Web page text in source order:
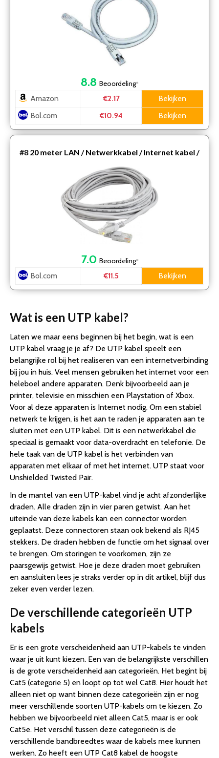
8.8 Beoordeling*
Amazon €2.17
Bekijken
Bol.com
€10.94 Bekijken
#8 20 meter LAN / Netwerkkabel / Internet kabel /
UTP Kabel / CAT5
7.0 Beoordeling*
Bol.com €11.5 Bekijken
Wat is een UTP kabel?
Laten we maar eens beginnen bij het begin, wat is een
UTP kabel vraag je je af? De UTP kabel speelt een
belangrijke rol bij het realiseren van een internetverbinding
bij jou in huis. Veel mensen gebruiken het internet voor een
heleboel andere apparaten. Denk bijvoorbeeld aan je
printer, televisie en misschien een Playstation of Xbox.
Voor al deze apparaten is Internet nodig. Om een stabiel
netwerk te krijgen, is het aan te raden je apparaten aan te
sluiten met een UTP kabel. Dit is een netwerkkabel die
speciaal is gemaakt voor data-overdracht en telefonie. De
hele taak van de UTP kabel is het verbinden van
apparaten met elkaar of met het internet. UTP staat voor
Unshielded Twisted Pair.
In de mantel van een UTP-kabel vind je acht afzonderlijke
draden. Alle draden zijn in vier paren getwist. Aan het
uiteinde van deze kabels kan een connector worden
geplaatst. Deze connectoren staan ook bekend als RJ45
stekkers. De draden hebben de functie om het signaal over
te brengen. Om storingen te voorkomen, zijn ze
paarsgewijs getwist. Hoe je deze draden moet gebruiken
en aansluiten lees je straks verder op in dit artikel, blijf dus
zeker even verder lezen.
De verschillende categorieën UTP
kabels
Er is een grote verscheidenheid aan UTP-kabels te vinden
waar je uit kunt kiezen. Een van de belangrijkste verschillen
is de grote verscheidenheid aan categorieën. Het begint bij
Cat5 (categorie 5) en loopt op tot wel Cat8. Hier houdt het
alleen niet op want binnen deze categorieën zijn er nog
meer verschillende soorten UTP-kabels om te kiezen. Zo
hebben we bijvoorbeeld niet alleen Cat5, maar is er ook
Cat5e. Het verschil tussen deze categorieën is de
verschillende bandbreedtes waar de kabels mee kunnen
werken. Zo heeft een UTP Cat8 kabel de hoogste